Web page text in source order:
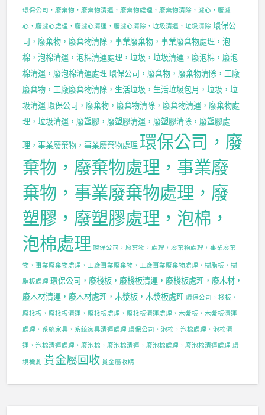
環保公司，廢棄物，廢棄物清運，廢棄物處理，廢棄物清除，濾心，廢濾
心，廢濾心處理，廢濾心清運，廢濾心清除，垃圾清運，垃圾清除 環保公
司，廢棄物，廢棄物清除，事業廢棄物，事業廢棄物處理，泡
棉，泡棉清運，泡棉清運處理，垃圾，垃圾清運，廢泡棉，廢泡
棉清運，廢泡棉清運處理 環保公司，廢棄物，廢棄物清除，工廠
廢棄物，工廠廢棄物清除，生活垃圾，生活垃圾包月，垃圾，垃
圾清運 環保公司，廢棄物，廢棄物清除，廢棄物清運，廢棄物處
理，垃圾清運，廢塑膠，廢塑膠清運，廢塑膠清除，廢塑膠處
理，事業廢棄物，事業廢棄物處理 環保公司，廢
棄物，廢棄物處理，事業廢
棄物，事業廢棄物處理，廢
塑膠，廢塑膠處理，泡棉，
泡棉處理 環保公司，廢棄物，處理，廢棄物處理，事業廢棄
物，事業廢棄物處理，工廠事業廢棄物，工廠事業廢棄物處理，樹脂板，樹
脂板處理 環保公司，廢棧板，廢棧板清運，廢棧板處理，廢木材，
廢木材清運，廢木材處理，木漿板，木漿板處理 環保公司，棧板，
廢棧板，廢棧板清運，廢棧板處理，廢棧板清運處理，木漿板，木漿板清運
處理，系統家具，系統家具清運處理 環保公司，泡棉，泡棉處理，泡棉清
運，泡棉清運處理，廢泡棉，廢泡棉清運，廢泡棉處理，廢泡棉清運處理 環
境檢測 貴金屬回收 貴金屬收購